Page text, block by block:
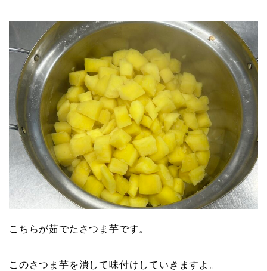
こちらが茹でたさつま芋です。
このさつま芋を潰して味付けしていきますよ。